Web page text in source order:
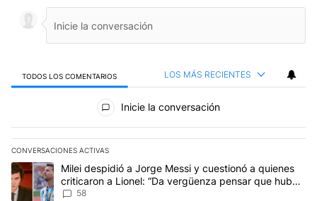
TODOS LOS COMENTARIOS LOS MÁS RECIENTES
Todos los comentarios
Inicie la conversación
CONVERSACIONES ACTIVAS
Este listado muestra los artículos con más comentarios en los
Un artículo de tendencia con el título "Milei despidió a Jorge
Milei despidió a Jorge Messi y cuestionó a quienes
criticaron a Lionel: “Da vergüenza pensar que hubo
anti-Messi”
58